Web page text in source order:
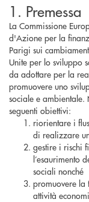
1. Premessa
La Commissione
d'Azione per la
Parigi sui
Unite per lo sviluppo
da adottare per la
promuovere uno
sociale e
seguenti obiettivi:
riorientare i
di realizzare
gestire i rischi
l’esaurimento
sociali nonché
promuovere la
attività